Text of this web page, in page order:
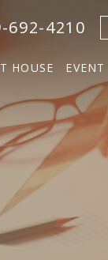
692-4210
HOUSE
家
VILLA
売中】
EVENT